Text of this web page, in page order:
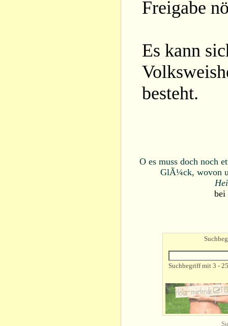
Freigabe
Es kann
besteht.
O es muss doch noch
GlÃ¼ck, wovon
bei
Suchbegriff mit 3 -